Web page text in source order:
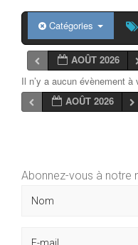
Catégories
AOÛT 2026
Il n’y a aucun évènement
AOÛT 2026
Abonnez-vous à notre